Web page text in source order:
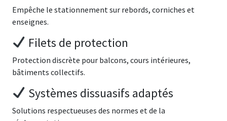
Empêche le stationnement sur rebords, corniches et
enseignes.
Filets de protection
Protection discrète pour balcons, cours intérieures,
bâtiments collectifs.
Systèmes dissuasifs adaptés
Solutions respectueuses des normes et de la